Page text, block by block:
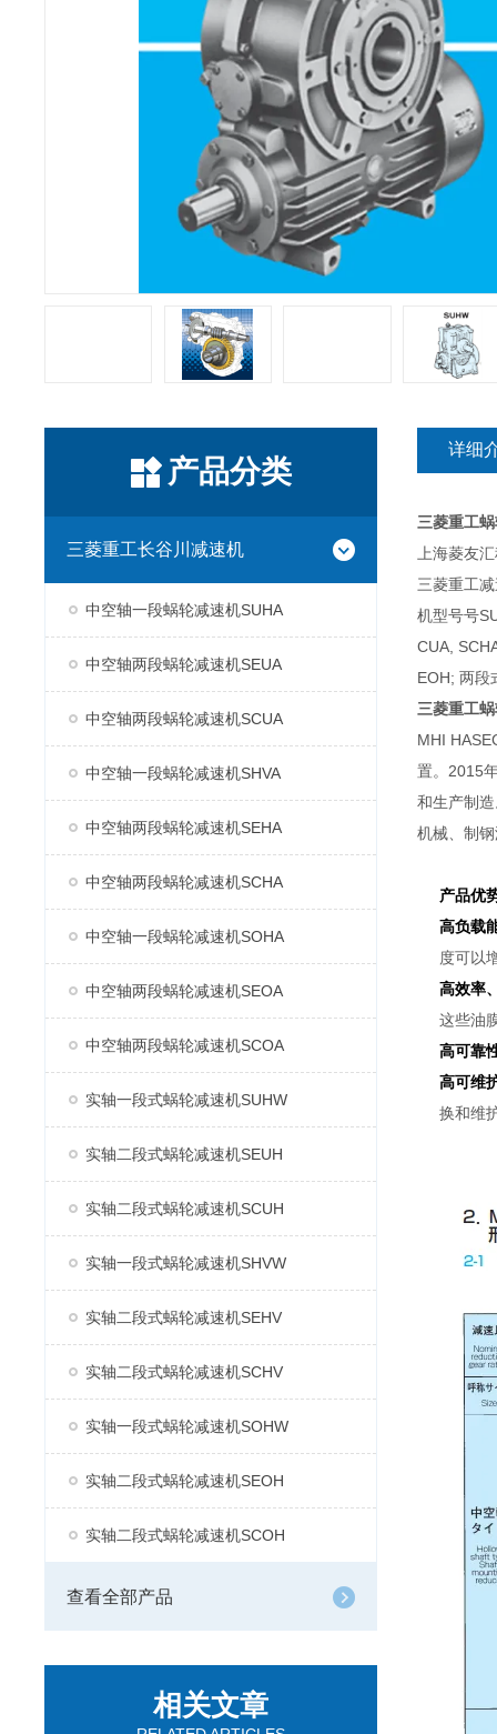
产品分类
三菱重工长谷川减速机
中空轴一段蜗轮减速机SUHA
中空轴两段蜗轮减速机SEUA
中空轴两段蜗轮减速机SCUA
中空轴一段蜗轮减速机SHVA
中空轴两段蜗轮减速机SEHA
中空轴两段蜗轮减速机SCHA
中空轴一段蜗轮减速机SOHA
中空轴两段蜗轮减速机SEOA
中空轴两段蜗轮减速机SCOA
实轴一段式蜗轮减速机SUHW
实轴二段式蜗轮减速机SEUH
实轴二段式蜗轮减速机SCUH
实轴一段式蜗轮减速机SHVW
实轴二段式蜗轮减速机SEHV
实轴二段式蜗轮减速机SCHV
实轴一段式蜗轮减速机SOHW
实轴二段式蜗轮减速机SEOH
实轴二段式蜗轮减速机SCOH
查看全部产品
相关文章
详细
三菱重工
上海菱友
三菱重工
机型号号
CUA,
EOH; 两段
三菱重工
MHI
置。2015
和生产制
机械、制
产品优
高负载
度可以
高效率
这些油
高可靠
高可维
换和维